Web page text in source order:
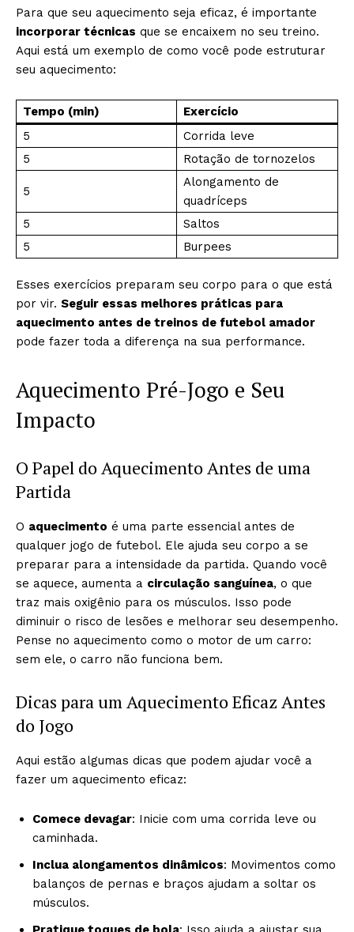
Para que seu aquecimento seja eficaz, é importante
incorporar técnicas que se encaixem no seu treino.
Aqui está um exemplo de como você pode estruturar
seu aquecimento:
Tempo (min)
Exercício
5
Corrida leve
5
Rotação de tornozelos
5
Alongamento de
quadríceps
5
Saltos
5
Burpees
Esses exercícios preparam seu corpo para o que está
por vir. Seguir essas melhores práticas para
aquecimento antes de treinos de futebol amador
pode fazer toda a diferença na sua performance.
Aquecimento Pré-Jogo e Seu
Impacto
O Papel do Aquecimento Antes de uma
Partida
O aquecimento é uma parte essencial antes de
qualquer jogo de futebol. Ele ajuda seu corpo a se
preparar para a intensidade da partida. Quando você
se aquece, aumenta a circulação sanguínea, o que
traz mais oxigênio para os músculos. Isso pode
diminuir o risco de lesões e melhorar seu desempenho.
Pense no aquecimento como o motor de um carro:
sem ele, o carro não funciona bem.
Dicas para um Aquecimento Eficaz Antes
do Jogo
Aqui estão algumas dicas que podem ajudar você a
fazer um aquecimento eficaz:
Comece devagar: Inicie com uma corrida leve ou
caminhada.
Inclua alongamentos dinâmicos: Movimentos como
balanços de pernas e braços ajudam a soltar os
músculos.